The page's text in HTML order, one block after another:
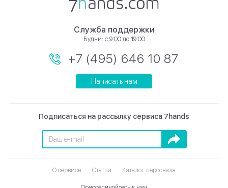
Подписаться на рассылку сервиса 7hands
Подписаться
Служба поддержки
Будни: с 9:00 до 19:00
+7 (495) 646 10 87
Написать нам
О сервисе Статьи Каталог персонала